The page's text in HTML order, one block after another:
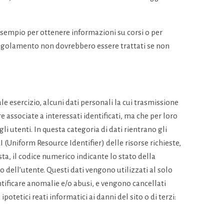
per ottenere informazioni su corsi o per
non dovrebbero essere trattati se non
esercizio, alcuni dati personali la cui trasmissione
associate a interessati identificati, ma che per loro
utenti. In questa categoria di dati rientrano gli
Resource Identifier) delle risorse richieste,
il codice numerico indicante lo stato della
dell’utente. Questi dati vengono utilizzati al solo
anomalie e/o abusi, e vengono cancellati
reati informatici ai danni del sito o di terzi: